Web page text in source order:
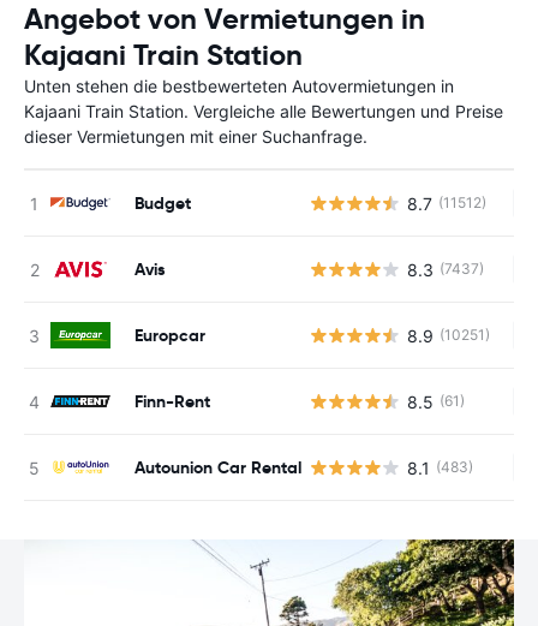
Angebot von Vermietungen in
Kajaani Train Station
Unten stehen die bestbewerteten Autovermietungen in
Kajaani Train Station. Vergleiche alle Bewertungen und Preise
dieser Vermietungen mit einer Suchanfrage.
Budget 8.7 (11512)
Avis 8.3 (7437)
Europcar 8.9 (10251)
Finn-Rent 8.5 (61)
Autounion Car Rental 8.1 (483)